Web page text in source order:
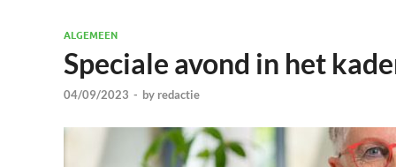
ALGEMEEN
Speciale avond in het
04/09/2023 - by redactie